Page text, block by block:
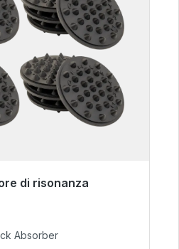
di risonanza
immediata, tempo di
€
Absorber